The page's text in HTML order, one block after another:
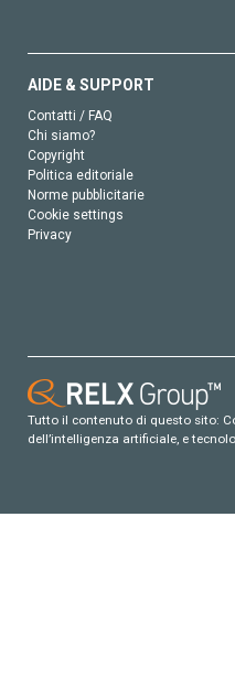
AIDE & SUPPORT
Contatti / FAQ
Chi siamo?
Copyright
Politica editoriale
Norme pubblicitarie
Cookie settings
Privacy
Tutto il contenuto di questo sito:
dell’intelligenza artificiale, e